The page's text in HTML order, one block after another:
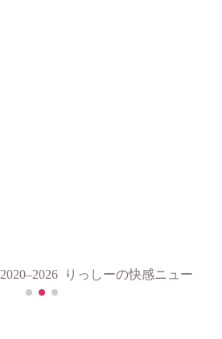
2020–2026 りっしーの快感ニュー